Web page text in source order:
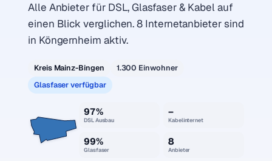
Alle Anbieter für DSL, Glasfaser & Kabel auf
einen Blick verglichen. 8 Internetanbieter sind
in Köngernheim aktiv.
Kreis Mainz-Bingen
1.300 Einwohner
Glasfaser verfügbar
97%
DSL Ausbau
–
Kabelinternet
99%
Glasfaser
8
Anbieter